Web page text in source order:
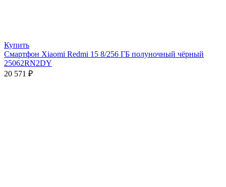
Купить
Смартфон Xiaomi Redmi 15 8/256 ГБ полуночный чёрный
25062RN2DY
20 571 ₽